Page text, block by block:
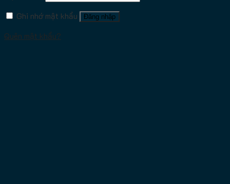
Ghi nhớ mật khẩu
Đăng nhập
Quên mật khẩu?